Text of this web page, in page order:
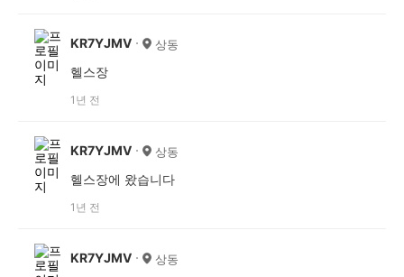
KR7YJMV 상동
헬스장
1년 전
KR7YJMV 상동
헬스장에 왔습니다
1년 전
KR7YJMV 상동